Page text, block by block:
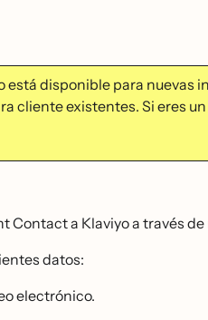
disponible para nuevas
cliente existentes. Si eres
Contact a Klaviyo a través
datos:
electrónico.